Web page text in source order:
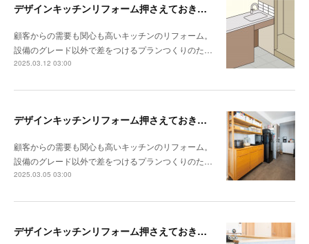
デザインキッチンリフォーム押さえておきたい3か条 《その3》設備以外の使い勝手・デザイン性
顧客からの需要も関心も高いキッチンのリフォーム。
設備のグレード以外で差をつけるプランつくりのた…
2025.03.12 03:00
デザインキッチンリフォーム押さえておきたい3か条 《その2》収納の計画をたてる
顧客からの需要も関心も高いキッチンのリフォーム。
設備のグレード以外で差をつけるプランつくりのた…
2025.03.05 03:00
デザインキッチンリフォーム押さえておきたい3か条 《その1》低予算でもできる納まりの工夫